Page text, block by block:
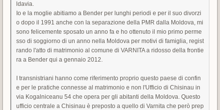
ldavia.
Io e la moglie abitiamo a Bender per lunghi periodi e per il suo divorzi
o dopo il 1991 anche con la separazione della PMR dalla Moldova, mi
sono felicemente sposato un anno fa e ho ottenuto il mio primo perme
sso di soggiorno di un anno nella Moldova per motivi di famiglia, regist
rando l'atto di matrimonio al comune di VARNITA a ridosso della frontie
ra a Bender qui a gennaio 2012.
I transnistriani hanno come riferimento proprio questo paese di confin
e per le pratiche connesse al matrimonio e non l'Ufficio di Chisinau in
via Kogalniceanu 54 che opera per gli abitanti della Moldova. Questo
ufficio centrale a Chisinau è preposto a quello di Varnita che però prep